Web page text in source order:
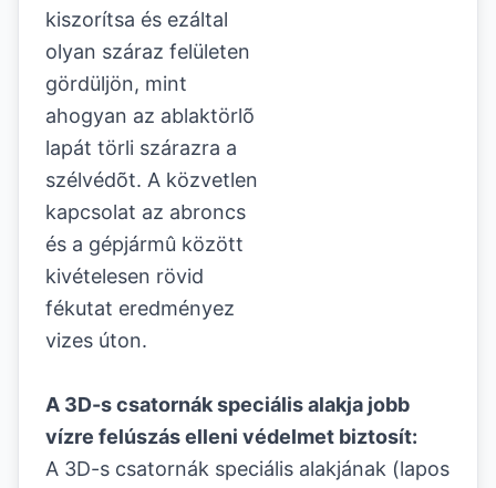
kiszorítsa és ezáltal
olyan száraz felületen
gördüljön, mint
ahogyan az ablaktörlõ
lapát törli szárazra a
szélvédõt. A közvetlen
kapcsolat az abroncs
és a gépjármû között
kivételesen rövid
fékutat eredményez
vizes úton.
A 3D-s csatornák speciális alakja jobb
vízre felúszás elleni védelmet biztosít:
A 3D-s csatornák speciális alakjának (lapos